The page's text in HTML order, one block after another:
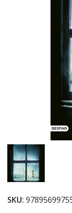
SKU: